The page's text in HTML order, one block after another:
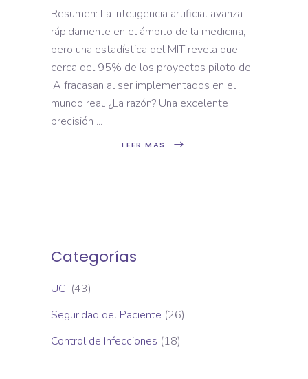
Resumen: La inteligencia artificial avanza
rápidamente en el ámbito de la medicina,
pero una estadística del MIT revela que
cerca del 95% de los proyectos piloto de
IA fracasan al ser implementados en el
mundo real. ¿La razón? Una excelente
precisión
LEER MAS
Categorías
UCI (43)
Seguridad del Paciente (26)
Control de Infecciones (18)